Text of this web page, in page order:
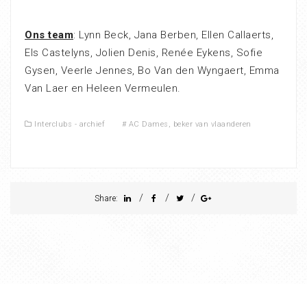
Ons team: Lynn Beck, Jana Berben, Ellen Callaerts,
Els Castelyns, Jolien Denis, Renée Eykens, Sofie
Gysen, Veerle Jennes, Bo Van den Wyngaert, Emma
Van Laer en Heleen Vermeulen.
Interclubs - archief # AC Dames , beker van vlaanderen
Share: / / /